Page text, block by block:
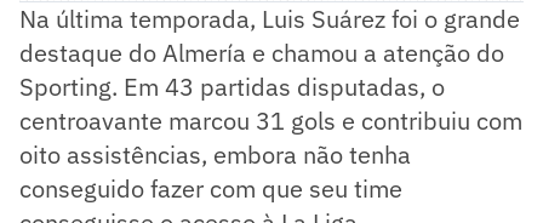
Na última temporada, Luis Suárez foi o grande
destaque do Almería e chamou a atenção do
Sporting. Em 43 partidas disputadas, o
centroavante marcou 31 gols e contribuiu com
oito assistências, embora não tenha
conseguido fazer com que seu time